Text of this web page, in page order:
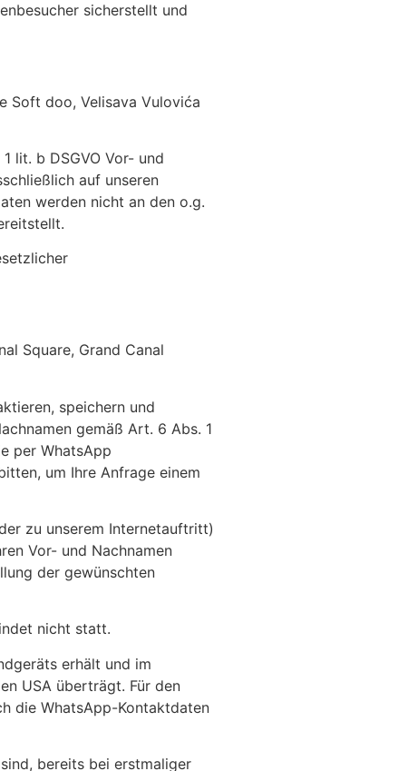
sicherstellt und
Soft doo, Velisava Vulovića
lit. b DSGVO Vor- und
auf unseren
werden nicht an den o.g.
Square, Grand Canal
speichern und
gemäß Art. 6 Abs. 1
per WhatsApp
um Ihre Anfrage einem
zu unserem Internetauftritt)
Vor- und Nachnamen
der gewünschten
nicht statt.
erhält und im
USA überträgt. Für den
die WhatsApp-Kontaktdaten
bereits bei erstmaliger